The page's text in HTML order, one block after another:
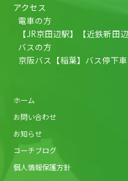
アクセス
電車の方
【JR京田辺駅】【近鉄新田
バスの方
京阪バス【稲葉】バス停下車
ホーム
お問い合わせ
お知らせ
コーチブログ
個人情報保護方針